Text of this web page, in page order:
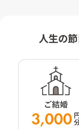
人生の